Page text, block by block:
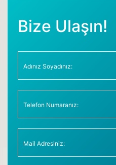
Bize Ulaşın!